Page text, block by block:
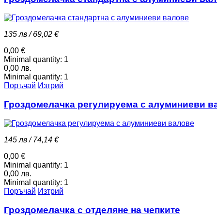
135 лв / 69,02 €
0,00 €
Minimal quantity: 1
0,00 лв.
Minimal quantity: 1
Поръчай Изтрий
Гроздомелачка регулируема с алуминиеви
145 лв / 74,14 €
0,00 €
Minimal quantity: 1
0,00 лв.
Minimal quantity: 1
Поръчай Изтрий
Гроздомелачка с отделяне на чепките